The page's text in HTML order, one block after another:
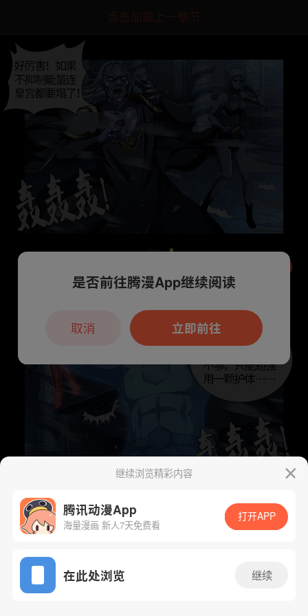
点击加载上一章节
App免费看
继续浏览精彩内容
腾讯动漫App
海量漫画 新人7天免费看
打开APP
在此处浏览 继续
本章节仅支持App阅读，可打开App新用
户7天免费看
是否前往腾漫App继续阅读
立即前往
取消